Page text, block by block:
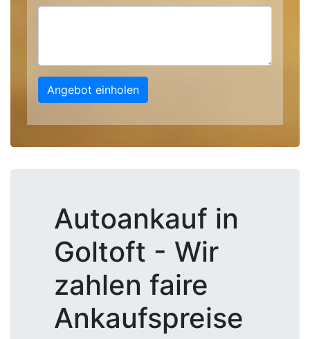
Angebot einholen
Autoankauf in
Goltoft - Wir
zahlen faire
Ankaufspreise